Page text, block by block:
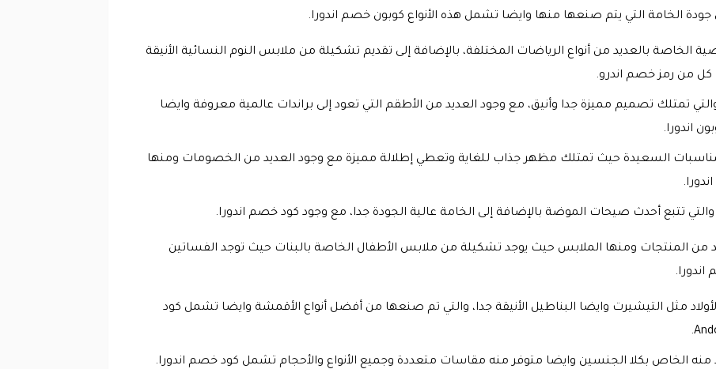
الخامة التي يتم صنعها منها وايضا تشمل هذه الأنواع كوبون خصم اندورا.
الخاصة بالعديد من أنواع الرياضات المختلفة، بالإضافة إلى تقديم تشكيلة من ملابس النوم النسائية الأنيقة
من رمز خصم اندرو.
تمتلك تصميم مميزة جدا وأنيق، مع وجود العديد من الأطقم التي تعود إلى براندات عالمية معروفة وايضا
اندورا.
السعيدة حيث تمتلك مظهر جذاب للغاية وتعطي إطلالة مميزة مع وجود العديد من الخصومات ومنها
والتي تتبع أحدث صيحات الموضة بالإضافة إلى الخامة عالية الجودة جدا، مع وجود كود خصم اندورا.
من المنتجات ومنها الملابس حيث يوجد تشكيلة من ملابس الأطفال الخاصة بالبنات حيث توجد الفساتين
مثل التيشيرت وايضا البناطيل الأنيقة جدا، والتي تم صنعها من أفضل أنواع الأقمشة وايضا تشمل كود
الخاص بكلا الجنسين وايضا متوفر منه مقاسات متعددة وجميع الأنواع والأحجام تشمل كود خصم اندورا.